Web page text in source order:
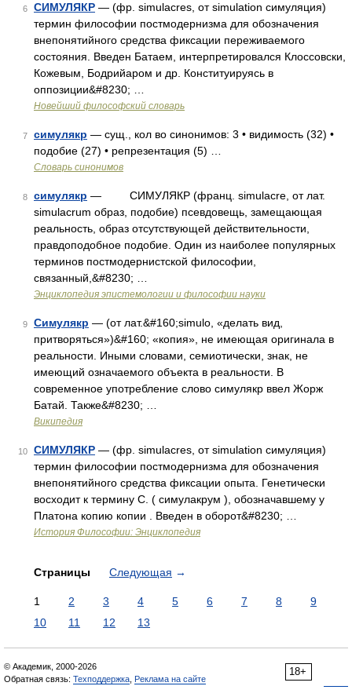
6 СИМУЛЯКР — (фр. simulacres, от simulation симуляция)
термин философии постмодернизма для обозначения
внепонятийного средства фиксации переживаемого
состояния. Введен Батаем, интерпретировался Клоссовски,
Кожевым, Бодрийаром и др. Конституируясь в
оппозиции&#8230; …
Новейший философский словарь
7 симулякр — сущ., кол во синонимов: 3 • видимость (32) •
подобие (27) • репрезентация (5) …
Словарь синонимов
8 симулякр — СИМУЛЯКР (франц. simulacre, от лат.
simulacrum образ, подобие) псевдовещь, замещающая
реальность, образ отсутствующей действительности,
правдоподобное подобие. Один из наиболее популярных
терминов постмодернистской философии,
связанный,&#8230; …
Энциклопедия эпистемологии и философии науки
9 Симулякр — (от лат.&#160;simulo, «делать вид,
притворяться»)&#160; «копия», не имеющая оригинала в
реальности. Иными словами, семиотически, знак, не
имеющий означаемого объекта в реальности. В
современное употребление слово симулякр ввел Жорж
Батай. Также&#8230; …
Википедия
10 СИМУЛЯКР — (фр. simulacres, от simulation симуляция)
термин философии постмодернизма для обозначения
внепонятийного средства фиксации опыта. Генетически
восходит к термину С. ( симулакрум ), обозначавшему у
Платона копию копии . Введен в оборот&#8230; …
История Философии: Энциклопедия
Страницы Следующая →
1 2 3 4 5 6 7 8
9
10
11 12 13
18+
© Академик, 2000-2026
Обратная связь: Техподдержка Реклама на сайте